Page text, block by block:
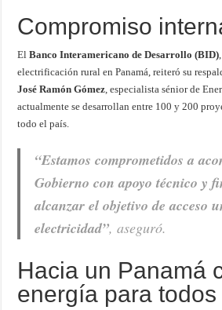
Compromiso
ElBanco Interamericano de Desarrollo (BID)
electrificación rural en Panamá, reiteró su
José Ramón Gómez, especialista sénior de
actualmente se desarrollan entre 100 y 200
todo el país.
“Estamos comprometidos a
Gobierno con apoyo técnico y
alcanzar el objetivo de acceso
electricidad”, aseguró.
Hacia un Panamá
energía para todos